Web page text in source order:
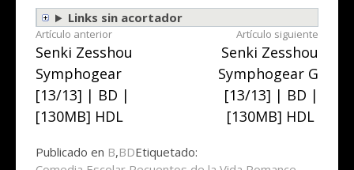
Links sin acortador
Seguir
leyendo
Artículo anterior
Senki Zesshou
Symphogear
[13/13] | BD |
[130MB] HDL
Artículo siguiente
Senki Zesshou
Symphogear G
[13/13] | BD |
[130MB] HDL
Publicado en B,BDEtiquetado: